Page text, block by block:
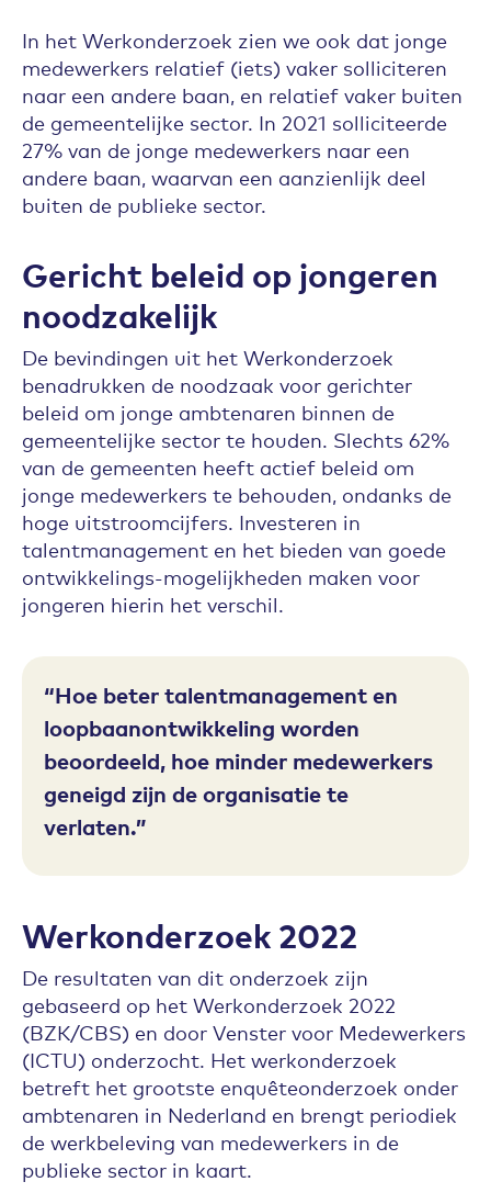
In het Werkonderzoek zien we ook dat jonge
medewerkers relatief (iets) vaker solliciteren
naar een andere baan, en relatief vaker buiten
de gemeentelijke sector. In 2021 solliciteerde
27% van de jonge medewerkers naar een
andere baan, waarvan een aanzienlijk deel
buiten de publieke sector.
Gericht beleid op jongeren
noodzakelijk
De bevindingen uit het Werkonderzoek
benadrukken de noodzaak voor gerichter
beleid om jonge ambtenaren binnen de
gemeentelijke sector te houden. Slechts 62%
van de gemeenten heeft actief beleid om
jonge medewerkers te behouden, ondanks de
hoge uitstroomcijfers. Investeren in
talentmanagement en het bieden van goede
ontwikkelings-mogelijkheden maken voor
jongeren hierin het verschil.
Hoe beter talentmanagement en
loopbaanontwikkeling worden
beoordeeld, hoe minder medewerkers
geneigd zijn de organisatie te
verlaten.
Werkonderzoek 2022
De resultaten van dit onderzoek zijn
gebaseerd op het Werkonderzoek 2022
(BZK/CBS) en door Venster voor Medewerkers
(ICTU) onderzocht. Het werkonderzoek
betreft het grootste enquêteonderzoek onder
ambtenaren in Nederland en brengt periodiek
de werkbeleving van medewerkers in de
publieke sector in kaart.